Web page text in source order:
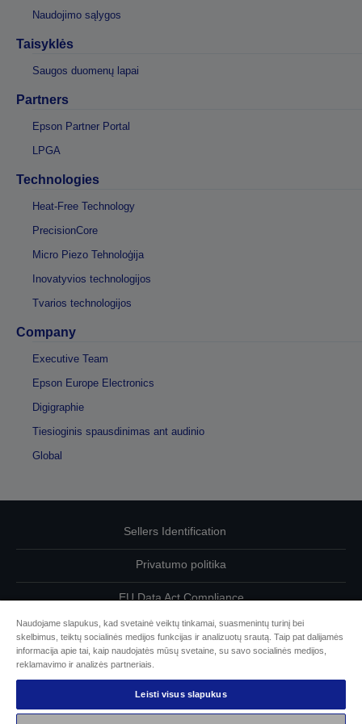
Naudojimo sąlygos
Taisyklės
Saugos duomenų lapai
Partners
Epson Partner Portal
LPGA
Technologies
Heat-Free Technology
PrecisionCore
Micro Piezo Tehnoloģija
Inovatyvios technologijos
Tvarios technologijos
Company
Executive Team
Epson Europe Electronics
Digigraphie
Tiesioginis spausdinimas ant audinio
Global
Sellers Identification
Privatumo politika
EU Data Act Compliance
Susisiekite su mumis dėl savo duomenų
Cookie Information
„Epson“ įsipareigojimas dėl prieinamumo
Naudojame slapukus, kad svetainė veiktų tinkamai, suasmenintų turinį bei
skelbimus, teiktų socialinės medijos funkcijas ir analizuotų srautą. Taip pat dalijamės
informacija apie tai, kaip naudojatės mūsų svetaine, su savo socialinės medijos,
reklamavimo ir analizės partneriais.
Leisti visus slapukus